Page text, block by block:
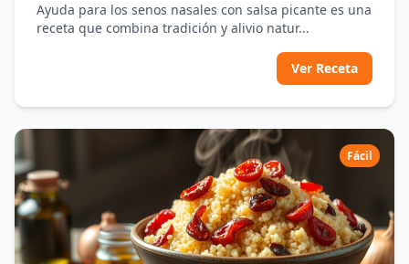
Ayuda para los senos nasales con salsa picante es una
receta que combina tradición y alivio natur...
Ver Receta
Fácil